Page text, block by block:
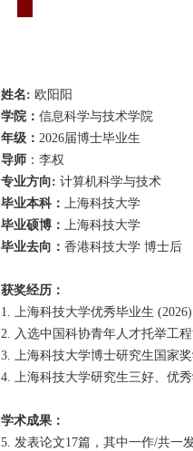
姓名: 欧阳阳
学院： 信息科学与技术学院
年级： 2026届博士毕业生
导师：李权
专业方向: 计算机科学与技术
毕业本科： 上海科技大学
毕业硕博： 上海科技大学
毕业去向： 香港科技大学 博士后
获奖经历：
1. 上海科技大学优秀毕业生 (2026)
2. 入选中国科协青年人才托举工程
3. 上海科技大学博士研究生国家
4. 上海科技大学研究生三好、优秀
学术成果：
5. 发表论文17篇，其中一作/共一